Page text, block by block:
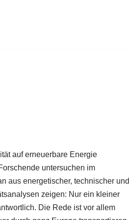
auf erneuerbare Energie
untersuchen im
aus energetischer, technischer und
zeigen: Nur ein kleiner
Die Rede ist vor allem